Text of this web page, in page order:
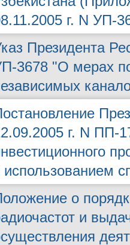
г. N УП-
Президента
3678 "О мерах
г. N ПП-
использованием
о
и